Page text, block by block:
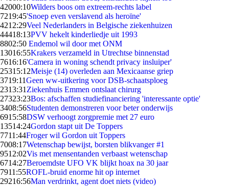
42000:10Wilders boos om extreem-rechts label
7219:45'Snoep even verslavend als heroïne'
4212:29Veel Nederlanders in Belgische ziekenhuizen
44418:13PVV hekelt kinderliedje uit 1993
8802:50 Endemol wil door met ONM
13016:55Krakers verzameld in Utrechtse binnenstad
7616:16'Camera in woning schendt privacy insluiper'
25315:12Meisje (14) overleden aan Mexicaanse griep
3719:11Geen ww-uitkering voor DSB-schaatsploeg
2313:31 Ziekenhuis Emmen ontslaat chirurg
27323:23Bos: afschaffen studiefinanciering 'interessante optie'
3408:56Studenten demonstreren voor beter onderwijs
6915:58DSW verhoogt zorgpremie met 27 euro
13514:24Gordon stapt uit De Toppers
7711:44Froger wil Gordon uit Toppers
7008:17Wetenschap bewijst, borsten blikvanger #1
9512:02Vis met mensentanden verbaast wetenschap
6714:27Beroemdste UFO VK blijkt hoax na 30 jaar
7911:55ROFL-bruid enorme hit op internet
29216:56Man verdrinkt, agent doet niets (video)